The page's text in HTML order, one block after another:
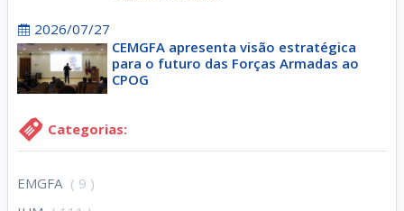
2026/07/27
CEMGFA apresenta visão estratégica
para o futuro das Forças Armadas ao
CPOG
Categorias:
EMGFA ( 9 )